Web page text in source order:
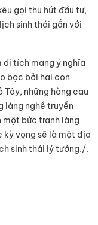
gọi thu hút đầu tư,
sinh thái gắn với
di tích mang ý nghĩa
bọc bởi hai con
Tây, những hàng cau
làng nghề truyền
một bức tranh làng
kỳ vọng sẽ là một địa
sinh thái lý tưởng./.